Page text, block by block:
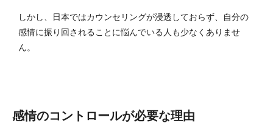
しかし、日本ではカウンセリングが浸透しておらず、自分の
感情に振り回されることに悩んでいる人も少なくありませ
ん。
感情のコントロールが必要な理由